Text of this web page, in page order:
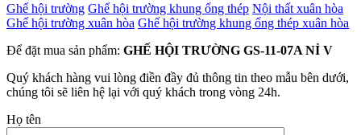
Ghế hội trường Ghế hội trường khung ống thép Nội thất xuân hòa
Ghế hội trường xuân hòa Ghế hội trường khung ống thép xuân hòa
Để đặt mua sản phẩm: GHẾ HỘI TRƯỜNG GS-11-07A NỈ V
Quý khách hàng vui lòng điền đầy đủ thông tin theo mẫu bên dưới,
chúng tôi sẽ liên hệ lại với quý khách trong vòng 24h.
Họ tên